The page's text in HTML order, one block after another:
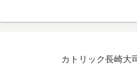
カトリック長崎大